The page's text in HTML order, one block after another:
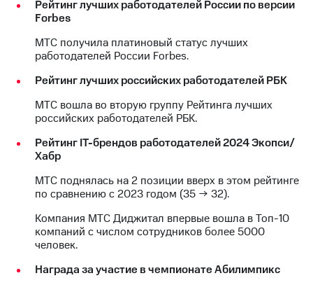
Рейтинг лучших работодателей России по версии
Forbes
МТС получила платиновый статус лучших
работодателей России Forbes.
Рейтинг лучших российских работодателей РБК
МТС вошла во вторую группу Рейтинга лучших
российских работодателей РБК.
Рейтинг IT-брендов работодателей 2024 Экопси/
Хабр
МТС поднялась на 2 позиции вверх в этом рейтинге
по сравнению с 2023 годом (35 → 32).
Компания МТС Диджитал впервые вошла в Топ-10
компаний с числом сотрудников более 5000
человек.
Награда за участие в чемпионате Абилимпикс